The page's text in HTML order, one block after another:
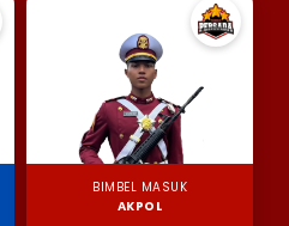
BIMBEL MASUK
AKPOL